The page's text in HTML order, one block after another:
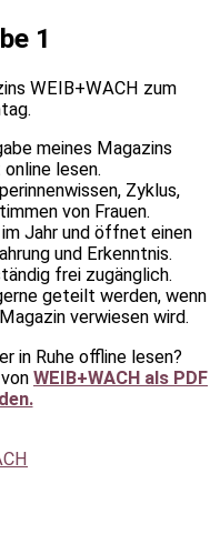
1
WEIB+WACH zum
meines Magazins
lesen.
Zyklus,
von Frauen.
Jahr und öffnet einen
und Erkenntnis.
frei zugänglich.
geteilt werden, wenn
verwiesen wird.
in Ruhe offline lesen?
WEIB+WACH als PDF